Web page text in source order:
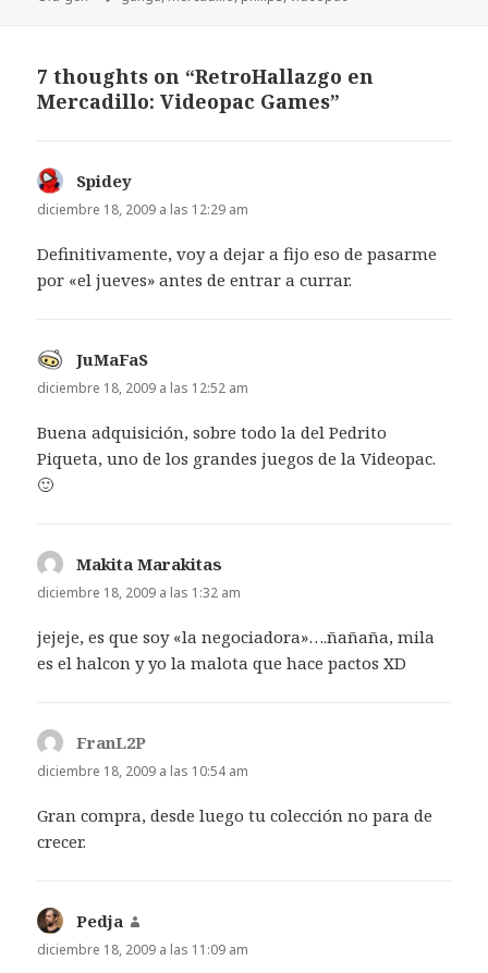
7 thoughts on “RetroHallazgo en
Mercadillo: Videopac Games”
Spidey
diciembre 18, 2009 a las 12:29 am
Definitivamente, voy a dejar a fijo eso de pasarme
por «el jueves» antes de entrar a currar.
JuMaFaS
diciembre 18, 2009 a las 12:52 am
Buena adquisición, sobre todo la del Pedrito
Piqueta, uno de los grandes juegos de la Videopac.
🙂
Makita Marakitas
diciembre 18, 2009 a las 1:32 am
jejeje, es que soy «la negociadora»….ñañaña, mila
es el halcon y yo la malota que hace pactos XD
FranL2P
diciembre 18, 2009 a las 10:54 am
Gran compra, desde luego tu colección no para de
crecer.
Pedja
diciembre 18, 2009 a las 11:09 am